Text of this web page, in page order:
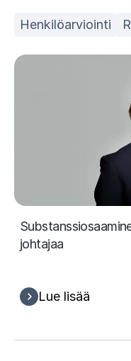
Henkilöarviointi
johtajaa
Lue lisää